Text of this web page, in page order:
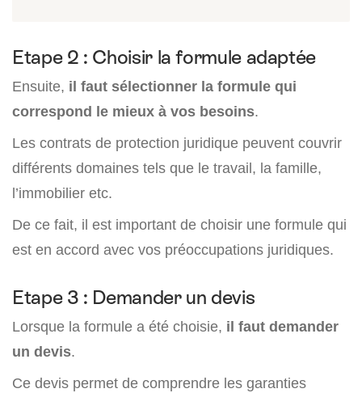
Etape 2 : Choisir la formule adaptée
Ensuite, il faut sélectionner la formule qui
correspond le mieux à vos besoins.
Les contrats de protection juridique peuvent couvrir
différents domaines tels que le travail, la famille,
l’immobilier etc.
De ce fait, il est important de choisir une formule qui
est en accord avec vos préoccupations juridiques.
Etape 3 : Demander un devis
Lorsque la formule a été choisie, il faut demander
un devis.
Ce devis permet de comprendre les garanties